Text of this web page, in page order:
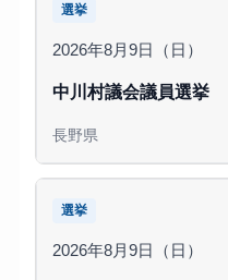
選挙
2026年8月9日（日）
中川村議会議員選挙
長野県
選挙
2026年8月9日（日）